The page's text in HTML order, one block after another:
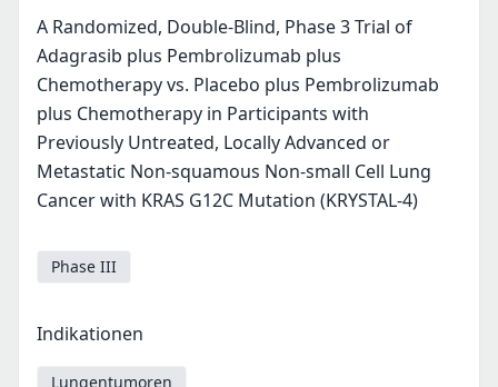
A Randomized, Double-Blind, Phase 3 Trial of
Adagrasib plus Pembrolizumab plus
Chemotherapy vs. Placebo plus Pembrolizumab
plus Chemotherapy in Participants with
Previously Untreated, Locally Advanced or
Metastatic Non-squamous Non-small Cell Lung
Cancer with KRAS G12C Mutation (KRYSTAL-4)
Phase III
Indikationen
Lungentumoren